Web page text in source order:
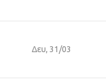
Δευ, 31/03